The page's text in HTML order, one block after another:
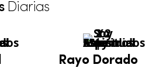
Diarias
Rayo Dorado